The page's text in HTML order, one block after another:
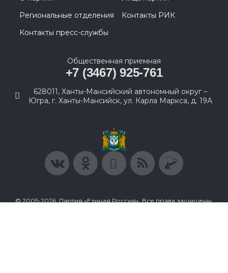
Региональные отделения
Контакты РИК
Контакты пресс-службы
Общественная приемная
+7 (3467) 925-761
628011, Ханты-Мансийский автономный округ –
Югра, г. Ханты-Мансийск, ул. Карла Маркса, д. 19А
© 2005-2026, Партия «Единая Россия». Все права защищены.